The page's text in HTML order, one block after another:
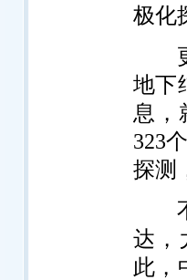
极化
更
地下
息，
323
探测
不
达，
此，